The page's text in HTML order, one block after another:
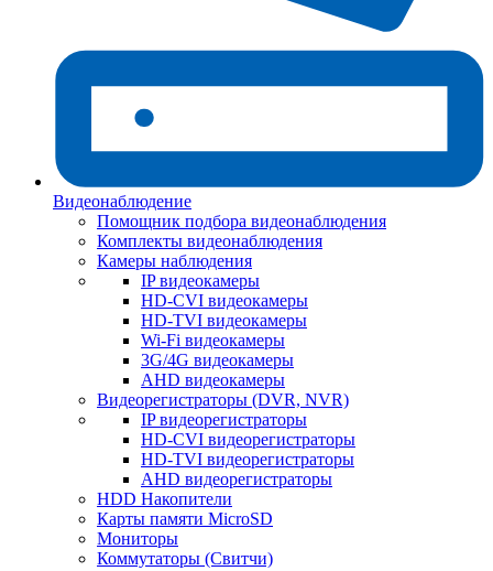
Видеонаблюдение
Помощник подбора видеонаблюдения
Комплекты видеонаблюдения
Камеры наблюдения
IP видеокамеры
HD-CVI видеокамеры
HD-TVI видеокамеры
Wi-Fi видеокамеры
3G/4G видеокамеры
AHD видеокамеры
Видеорегистраторы (DVR, NVR)
IP видеорегистраторы
HD-CVI видеорегистраторы
HD-TVI видеорегистраторы
AHD видеорегистраторы
HDD Накопители
Карты памяти MicroSD
Мониторы
Коммутаторы (Свитчи)